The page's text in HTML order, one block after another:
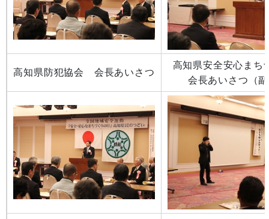
高知県防犯協会 会長あいさつ
高知県安全安心まち
会長あいさつ（